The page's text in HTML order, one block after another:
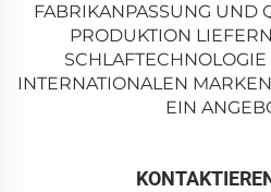
FABRIKANPASSUNG UND
PRODUKTION
INTERNATIONALEN
EIN